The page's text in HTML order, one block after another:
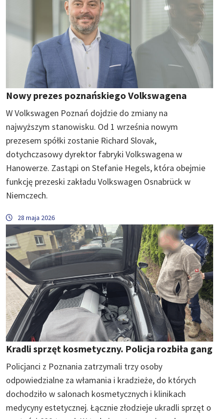
Nowy prezes poznańskiego Volkswagena
W Volkswagen Poznań dojdzie do zmiany na
najwyższym stanowisku. Od 1 września nowym
prezesem spółki zostanie Richard Slovak,
dotychczasowy dyrektor fabryki Volkswagena w
Hanowerze. Zastąpi on Stefanie Hegels, która obejmie
funkcję prezeski zakładu Volkswagen Osnabrück w
Niemczech.
28 maja 2026
Kradli sprzęt kosmetyczny. Policja rozbiła gang
Policjanci z Poznania zatrzymali trzy osoby
odpowiedzialne za włamania i kradzieże, do których
dochodziło w salonach kosmetycznych i klinikach
medycyny estetycznej. Łącznie złodzieje ukradli sprzęt o